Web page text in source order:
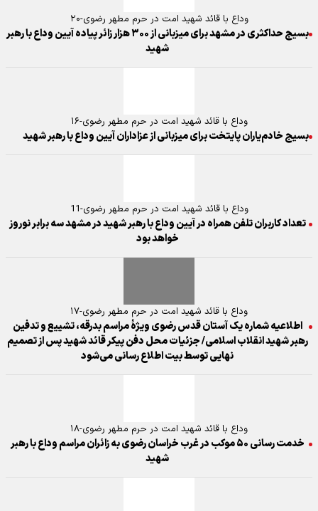
وداع با قائد شهید امت در حرم مطهر رضوی-۲۰
بسیج حداکثری در مشهد برای میزبانی از ۳۰۰ هزار زائر پیاده آیین وداع با رهبر
شهید
وداع با قائد شهید امت در حرم مطهر رضوی-۱۶
بسیج خادم‌یاران پایتخت برای میزبانی از عزاداران آیین وداع با رهبر شهید
وداع با قائد شهید امت در حرم مطهر رضوی-11
تعداد کاربران تلفن همراه در آیین وداع با رهبر شهید در مشهد سه برابر نوروز
خواهد بود
وداع با قائد شهید امت در حرم مطهر رضوی-۱۷
اطلاعیه شماره یک آستان قدس رضوی ویژهٔ مراسم بدرقه، تشییع و تدفین
رهبر شهید انقلاب اسلامی/ جزئیات محل دفن پیکر قائد شهید پس از تصمیم
نهایی توسط بیت اطلاع رسانی می‌شود
وداع با قائد شهید امت در حرم مطهر رضوی-۱۸
خدمت رسانی ۵۰ موکب در غرب خراسان رضوی به زائران مراسم وداع با رهبر
شهید